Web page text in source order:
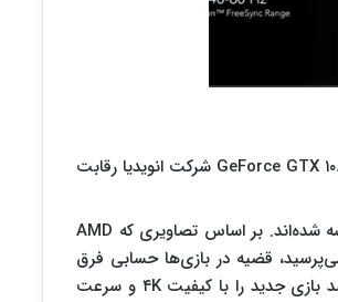
از دیدگاه عمکلرد، شرکت AMD می‌گوید که کارت گرافیک RX Vega ۶۴ با کارت GeForce GTX ۱۰۸۰ شرکت انویدیا رقابت
بنچمارک‌های مختلفی با RX Vega ۶۴ آزمایش شده‌ و آن‌ها با GTX ۱۰۸۰ مقایسه شده‌اند. بر اساس تصاویری که AMD
قضیه در بازی‌ها حسابی فرق
می‌کند. این شرکت هم‌چنین می‌گوید که کارت RX Vega ۶۴ می‌تواند بیش از صد بازی جدید را با کیفیت ۴K و سرعت